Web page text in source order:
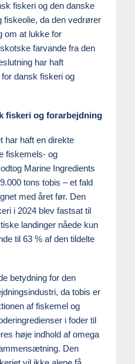
fiskeri og den danske
fiskeolie, da den vedrører
om at lukke for
farvande fra den
har haft
dansk fiskeri og
fiskeri og forarbejdning
har haft en direkte
fiskemels- og
Marine Ingredients
tons tobis – et fald
med året før. Den
i 2024 blev fastsat til
landinger nåede kun
til 63 % af den tildelte
betydning for den
da tobis er
af fiskemel og
i foder til
høje indhold af omega
Den